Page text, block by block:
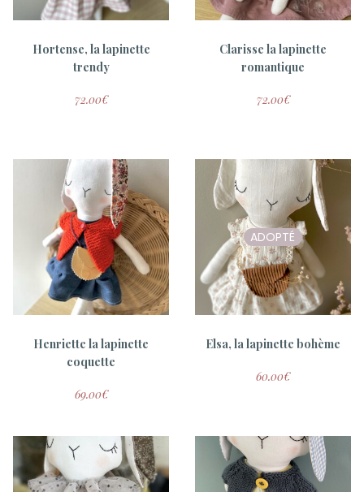
Hortense, la lapinette
trendy
72.00€
Clarisse la lapinette
romantique
72.00€
Henriette la lapinette
coquette
69.00€
ADOPTÉ
Elsa, la lapinette bohème
60.00€